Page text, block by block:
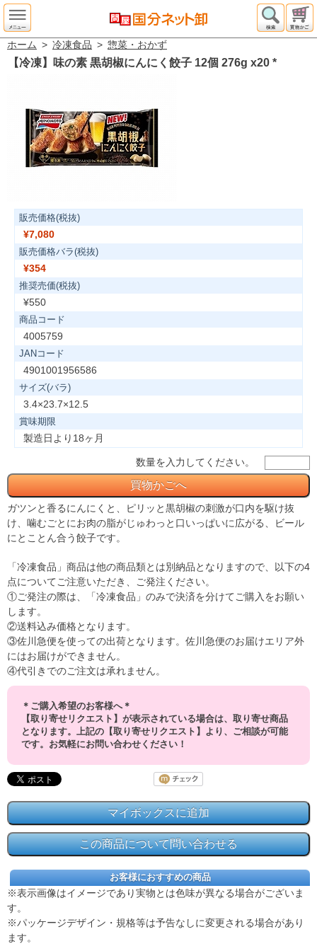
ホーム > 冷凍食品 > 惣菜・おかず
【冷凍】味の素 黒胡椒にんにく餃子 12個 276g x20 *
販売価格(税抜)
¥7,080
販売価格バラ(税抜)
¥354
推奨売価(税抜)
¥550
商品コード
4005759
JANコード
4901001956586
サイズ(バラ)
3.4×23.7×12.5
賞味期限
製造日より18ヶ月
数量を入力してください。
ガツンと香るにんにくと、ピリッと黒胡椒の刺激が口内を駆け抜
け、噛むごとにお肉の脂がじゅわっと口いっぱいに広がる、ビール
にとことん合う餃子です。
「冷凍食品」商品は他の商品類とは別納品となりますので、以下の4
点についてご注意いただき、ご発注ください。
①ご発注の際は、「冷凍食品」のみで決済を分けてご購入をお願い
します。
②送料込み価格となります。
③佐川急便を使っての出荷となります。佐川急便のお届けエリア外
にはお届けができません。
④代引きでのご注文は承れません。
＊ご購入希望のお客様へ＊
【取り寄せリクエスト】が表示されている場合は、取り寄せ商品
となります。上記の【取り寄せリクエスト】より、ご相談が可能
です。お気軽にお問い合わせください！
お客様におすすめの商品
※表示画像はイメージであり実物とは色味が異なる場合がございま
す。
※パッケージデザイン・規格等は予告なしに変更される場合があり
ます。